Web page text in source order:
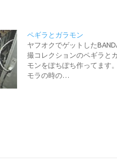
ペギラとガラモン
ヤフオクでゲットした
撮コレクションのペギラと
モンをぽちぽち作ってます
モラの時の…